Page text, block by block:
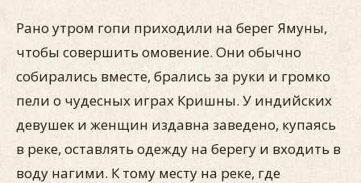
Рано утром гопи приходили на берег Ямуны,
чтобы совершить омовение. Они обычно
собирались вместе, брались за руки и громко
пели о чудесных играх Кришны. У индийских
девушек и женщин издавна заведено, купаясь
в реке, оставлять одежду на берегу и входить в
воду нагими. К тому месту на реке, где